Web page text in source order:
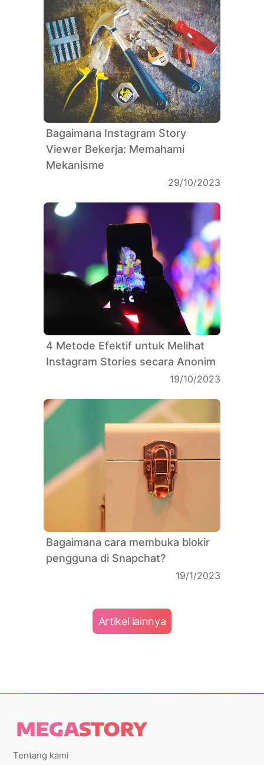
Bagaimana Instagram Story
Viewer Bekerja: Memahami
Mekanisme
29/10/2023
4 Metode Efektif untuk Melihat
Instagram Stories secara Anonim
19/10/2023
Bagaimana cara membuka blokir
pengguna di Snapchat?
19/1/2023
Artikel lainnya
Tentang kami